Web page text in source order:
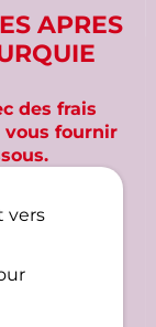
APRES
des frais
vous fournir
vers